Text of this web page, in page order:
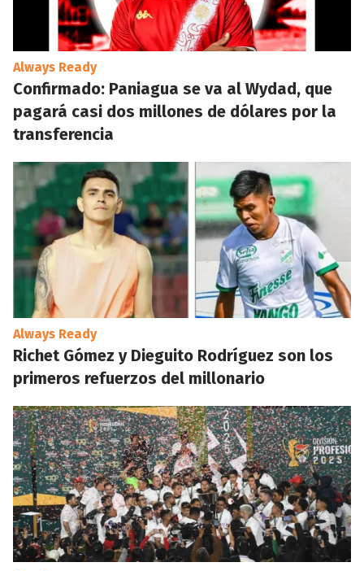
Always Ready
Confirmado: Paniagua se va al Wydad, que
pagará casi dos millones de dólares por la
transferencia
Always Ready
Richet Gómez y Dieguito Rodríguez son los
primeros refuerzos del millonario